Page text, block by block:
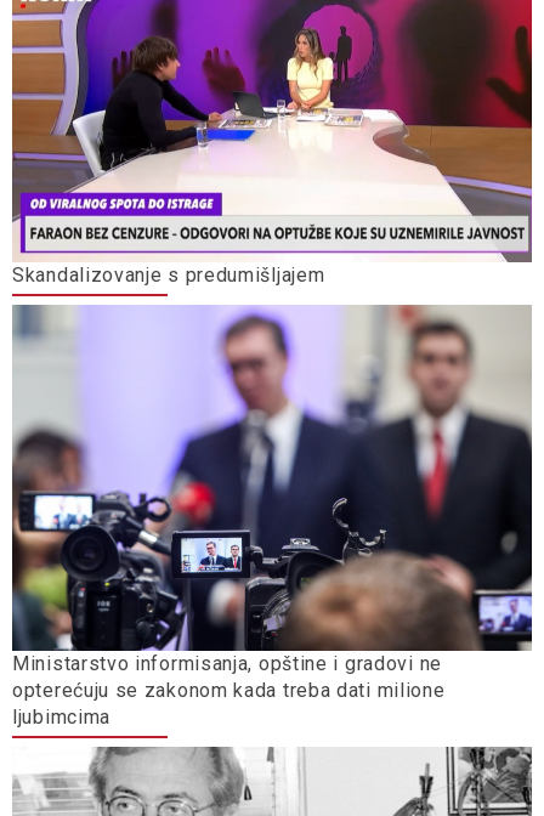
Skandalizovanje s predumišljajem
Ministarstvo informisanja, opštine i gradovi ne
opterećuju se zakonom kada treba dati milione
ljubimcima